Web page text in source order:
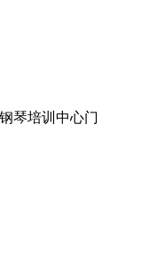
琴培训中心门